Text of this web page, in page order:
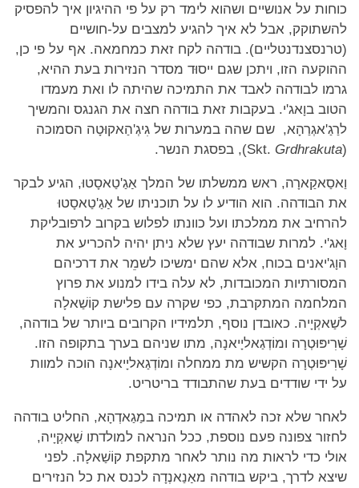
כוחות על אנושיים ושהוא לימד רק על פי ההיגיון איך להפסיק
להשתוקק, אבל לא איך להגיע למצבים על-חושיים
(טרנסצנדנטליים). בודהה לקח זאת כמחמאה. אף על פי כן,
ההוקעה הזו, ויתכן שגם ייסוּד מסדר הנזירות בעת ההיא,
גרמו לבודהה לאבד את התמיכה שהיתה לו ואת מעמדו
הטוב בוָאג'י. בעקבות זאת בודהה חצה את הגנגס והמשיך
לרַגַ'אגְרַהָא, שם שהה במערות של גִיגְ'הַאקוּטָה הסמוכה
(Skt.
Grdhrakuta ), בפסגת הנשר.
וַאסַאקַארָה, ראש ממשלתו של המלך אַגַ'טַאסָטוּ, הגיע לבקר
את הבודהה. הוא הודיע לו על תוכניתו של אַגַ'טַאסָטוּ
להרחיב את ממלכתו ועל כוונתו לפלוש בקרוב לרפובליקת
וָאג'י. למרות שבודהה יעץ שלא ניתן יהיה להכריע את
הוָג'יאנים בכוח, אלא שהם ימשיכו לשמֵר את דרכיהם
המסורתיות המכובדות, לא עלה בידו למנוע את פרוץ
המלחמה המתקרבת, כפי שקרה עם פלישת קוֹשַׁאלָה
לשַׁאקְיָיה. כאובדן נוסף, תלמידיו הקרובים ביותר של בודהה,
שָׁרִיפּוּטְרָה ומוֹדְגַאליָיאנָה, מתו שניהם בערך בתקופה הזו.
שָׁרִיפּוּטְרָה הקשיש מת ממחלה ומוֹדְגַאליָיאנָה הוכה למוות
על ידי שודדים בעת שהתבודד בריטריט.
לאחר שלא זכה לאהדה או תמיכה במַגַאדְהָא, החליט בודהה
לחזור צפונה פעם נוספת, ככל הנראה למולדתו שַׁאקְיָיה,
אולי כדי לראות מה נותר לאחר מתקפת קוֹשַׁאלָה. לפני
שיצא לדרך, ביקש בודהה מאַנַאנְדָה לכנס את כל הנזירים